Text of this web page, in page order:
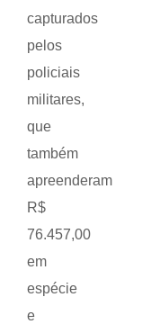
capturados
pelos
policiais
militares,
que
também
apreenderam
R$
76.457,00
em
espécie
e